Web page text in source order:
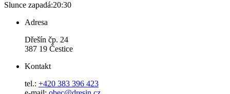
Slunce zapadá:20:30
Adresa
Dřešín čp. 24
387 19 Čestice
Kontakt
tel.: +420 383 396 423